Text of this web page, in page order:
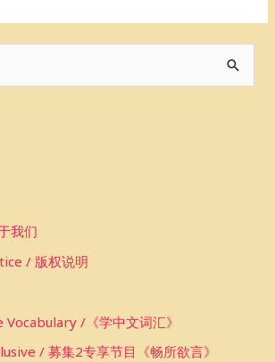
我们
/ 版权说明
/《学中文词汇》
/ 募集2专享节目《畅所欲言》